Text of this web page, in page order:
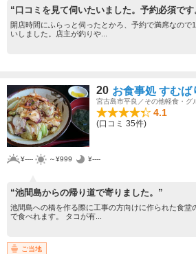
“口コミを見て伺いたいました。予約必須です
開店時間にふらっと伺ったとかろ、予約で満席なので
いしました。店主が釣りや...
20 お食事処 すむば
宮古島市平良／その他軽食・グ
4.1
(口コミ 35件)
¥---- ～¥999 ¥----
“池間島からの帰り道で寄りました。”
池間島への橋を作る際に工事の方向けに作られた食堂
で食べれます。 タコが有...
ご当地